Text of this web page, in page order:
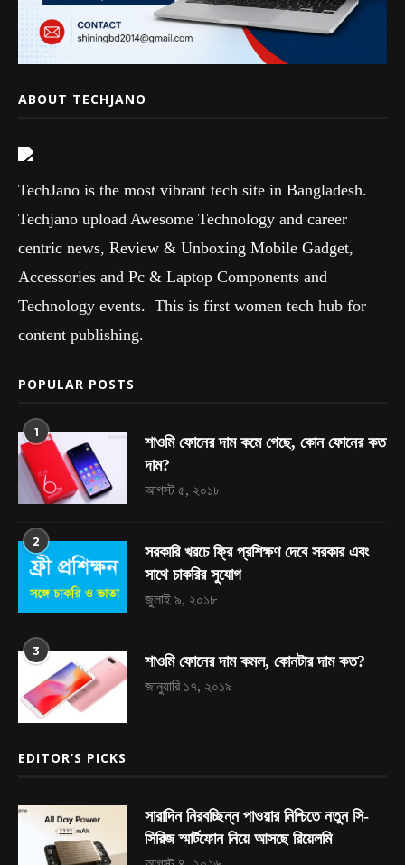
ABOUT TECHJANO
TechJano is the most vibrant tech site in Bangladesh.
Techjano upload Awesome Technology and career
centric news, Review & Unboxing Mobile Gadget,
Accessories and Pc & Laptop Components and
Technology events. This is first women tech hub for
content publishing.
POPULAR POSTS
1
শাওমি ফোনের দাম কমে গেছে, কোন ফোনের কত
দাম?
আগস্ট ৫, ২০১৮
2
সরকারি খরচে ফ্রি প্রশিক্ষণ দেবে সরকার এবং
সাথে চাকরির সুযোগ
জুলাই ৯, ২০১৮
3
শাওমি ফোনের দাম কমল, কোনটার দাম কত?
জানুয়ারি ১৭, ২০১৯
EDITOR’S PICKS
সারাদিন নিরবচ্ছিন্ন পাওয়ার নিশ্চিতে নতুন সি-
সিরিজ স্মার্টফোন নিয়ে আসছে রিয়েলমি